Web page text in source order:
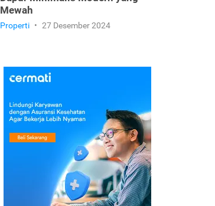
Mewah
Properti • 27 Desember 2024